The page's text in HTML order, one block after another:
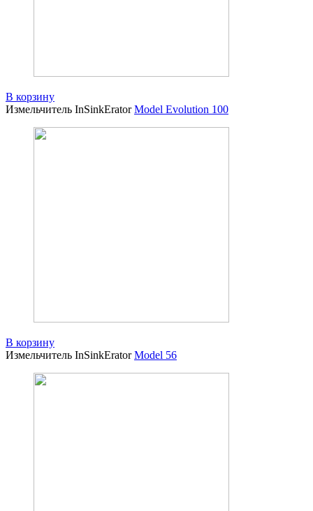
В корзину
Измельчитель InSinkEratorModel Evolution 100
В корзину
Измельчитель InSinkEratorModel 56